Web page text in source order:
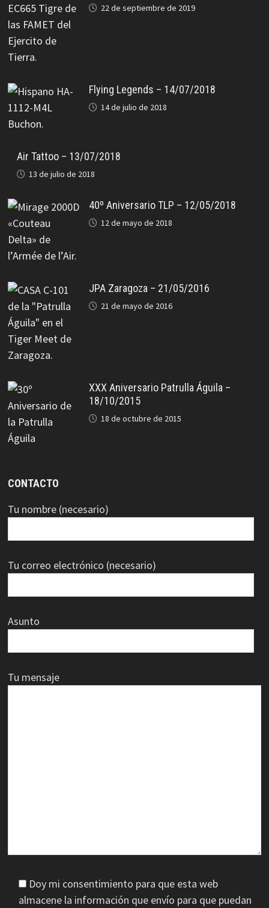
22 de septiembre de 2019
Flying Legends – 14/07/2018
14 de julio de 2018
Air Tattoo – 13/07/2018
13 de julio de 2018
40º Aniversario TLP – 12/05/2018
12 de mayo de 2018
JPA Zaragoza – 21/05/2016
21 de mayo de 2016
XXX Aniversario Patrulla Águila –
18/10/2015
18 de octubre de 2015
CONTACTO
Tu nombre (necesario)
Tu correo electrónico (necesario)
Asunto
Tu mensaje
Doy mi consentimiento para que esta web
almacene la información que envío para que puedan